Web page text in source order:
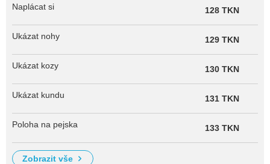
Naplácat si 128 TKN
Ukázat nohy 129 TKN
Ukázat kozy 130 TKN
Ukázat kundu 131 TKN
Poloha na pejska 133 TKN
zobrazit vše